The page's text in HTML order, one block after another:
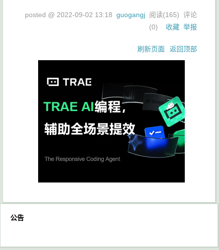
posted @ 2022-09-02 13:18 guogangj 阅读(165) 评论
(0) 收藏 举报
刷新页面 返回顶部
公告